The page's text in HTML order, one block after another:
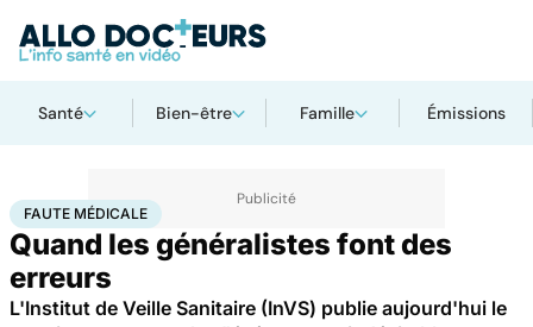
Santé Bien-être Famille Émissions
AccueilSantéFaute médicale
FAUTE MÉDICALE
Quand les généralistes font des
erreurs
L'Institut de Veille Sanitaire (InVS) publie aujourd'hui le